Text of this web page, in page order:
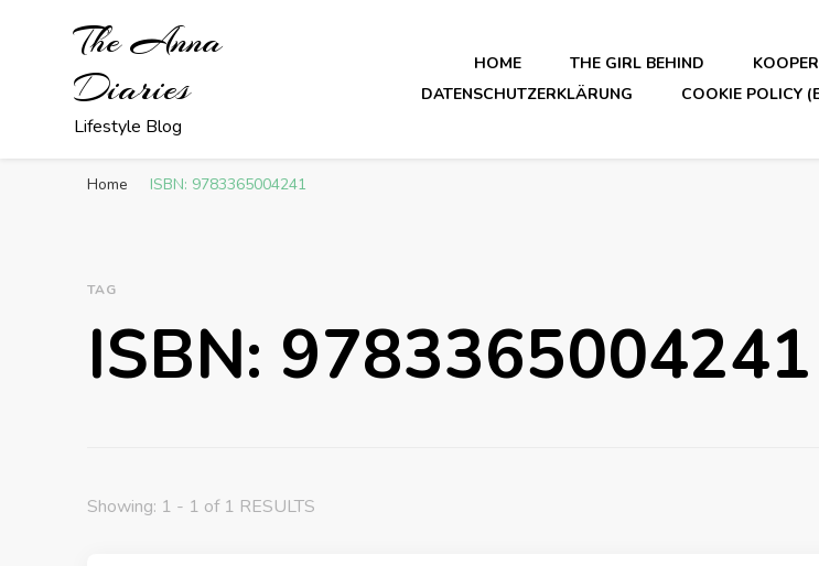
The Anna
Diaries
Lifestyle Blog
HOME THE GIRL BEHIND
DATENSCHUTZERKLÄRUNG
COOKIE POLICY
Home ISBN: 9783365004241
TAG
ISBN: 9783365004241
Showing: 1 - 1 of 1 RESULTS